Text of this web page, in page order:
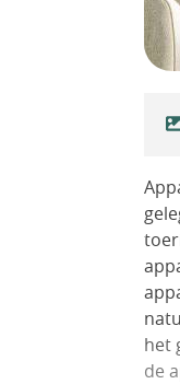
het
de